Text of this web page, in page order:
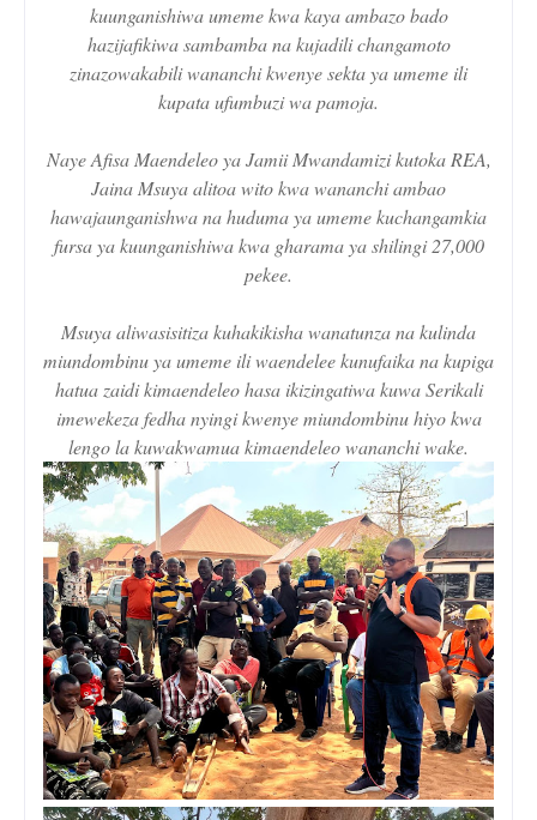
kuunganishiwa umeme kwa kaya ambazo bado
hazijafikiwa sambamba na kujadili changamoto
zinazowakabili wananchi kwenye sekta ya umeme ili
kupata ufumbuzi wa pamoja.
Naye Afisa Maendeleo ya Jamii Mwandamizi kutoka REA,
Jaina Msuya alitoa wito kwa wananchi ambao
hawajaunganishwa na huduma ya umeme kuchangamkia
fursa ya kuunganishiwa kwa gharama ya shilingi 27,000
pekee.
Msuya aliwasisitiza kuhakikisha wanatunza na kulinda
miundombinu ya umeme ili waendelee kunufaika na kupiga
hatua zaidi kimaendeleo hasa ikizingatiwa kuwa Serikali
imewekeza fedha nyingi kwenye miundombinu hiyo kwa
lengo la kuwakwamua kimaendeleo wananchi wake.